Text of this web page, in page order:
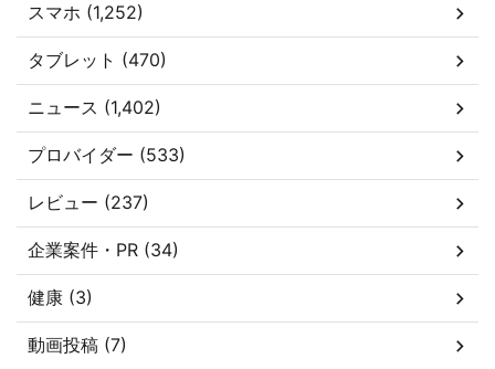
スマホ (1,252)
タブレット (470)
ニュース (1,402)
プロバイダー (533)
レビュー (237)
企業案件・PR (34)
健康 (3)
動画投稿 (7)